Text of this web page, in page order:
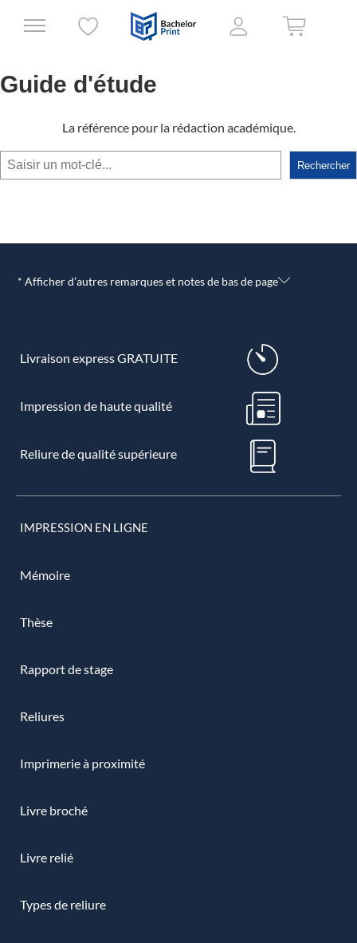
Guide d'étude
La référence pour la rédaction académique.
Rechercher Rechercher
* Afficher d’autres remarques et notes de bas de page
Livraison express GRATUITE
Impression de haute qualité
Reliure de qualité supérieure
IMPRESSION EN LIGNE
Mémoire
Thèse
Rapport de stage
Reliures
Imprimerie à proximité
Livre broché
Livre relié
Types de reliure